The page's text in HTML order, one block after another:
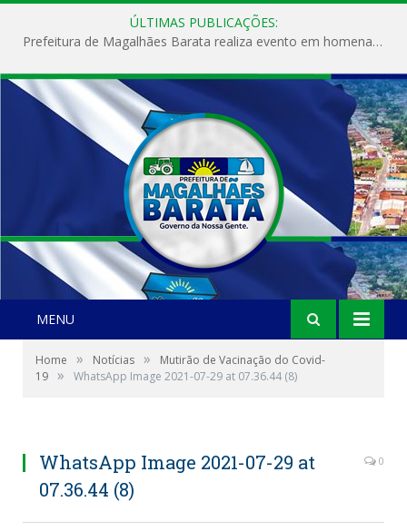
ÚLTIMAS PUBLICAÇÕES:
Prefeitura de Magalhães Barata realiza evento em homenagem ao Dia Internacional da Mulher
MENU
Home » Notícias »
Mutirão de Vacinação do Covid-
19 » WhatsApp Image 2021-07-29 at 07.36.44 (8)
WhatsApp Image 2021-07-29 at
07.36.44 (8)
0